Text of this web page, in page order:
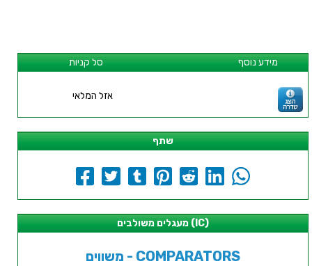
סל קניות מידע נוסף
אזל המלאי
שתף
מעגלים משולבים (IC)
משווים - COMPARATORS